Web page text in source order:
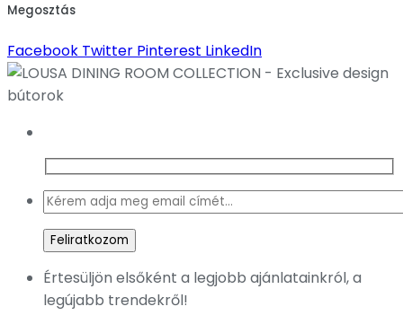
Megosztás
Facebook Twitter Pinterest LinkedIn
Értesüljön elsőként a legjobb ajánlatainkról, a
legújabb trendekről!